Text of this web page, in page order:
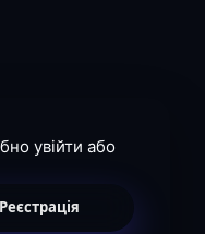
увійти або
Реєстрація